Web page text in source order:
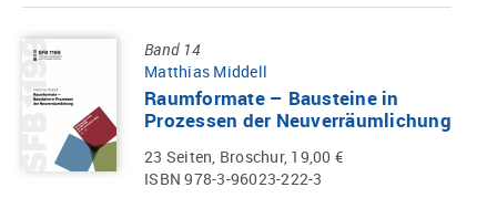
Band 14
Matthias Middell
Raumformate – Bausteine in
Prozessen der Neuverräumlichung
23 Seiten, Broschur, 19,00 €
ISBN 978-3-96023-222-3